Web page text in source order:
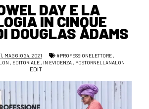
DAY E LA
IN CINQUE
DOUGLAS ADAMS
MAGGIO 24, 2021 #PROFESSIONELETTORE,
, EDITORIALE, IN EVIDENZA, POSTORNELLANALON
EDIT